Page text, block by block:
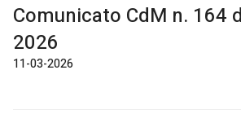
Comunicato CdM n. 164
2026
11-03-2026